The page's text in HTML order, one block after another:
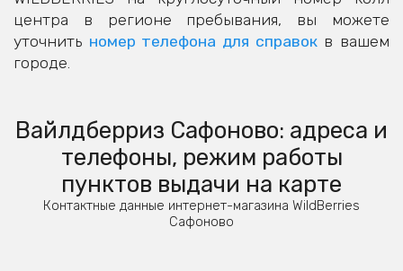
центра в регионе пребывания, вы можете
уточнить номер телефона для справокв вашем
городе.
Вайлдберриз Сафоново: адреса и
телефоны, режим работы
пунктов выдачи на карте
Контактные данные интернет-магазина WildBerries
Сафоново